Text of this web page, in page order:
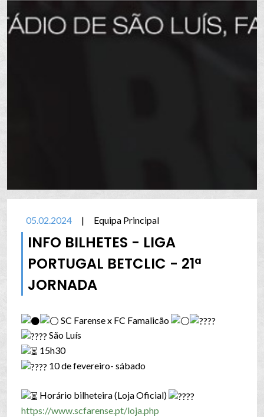
05.02.2024 | Equipa Principal
INFO BILHETES - LIGA
PORTUGAL BETCLIC - 21ª
JORNADA
SC Farense x FC Famalicão
São Luís
15h30
10 de fevereiro- sábado
Horário bilheteira (Loja Oficial)
https://www.scfarense.pt/loja.php